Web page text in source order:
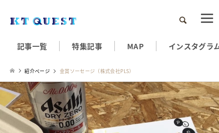
検索
記事一覧 特集記事 MAP インスタグラ
紹介ページ 金賞ソーセージ（株式会社PLS）